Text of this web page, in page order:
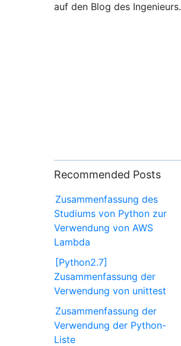
auf den Blog des Ingenieurs.
Recommended Posts
Zusammenfassung des
Studiums von Python zur
Verwendung von AWS
Lambda
[Python2.7]
Zusammenfassung der
Verwendung von unittest
Zusammenfassung der
Verwendung der Python-
Liste